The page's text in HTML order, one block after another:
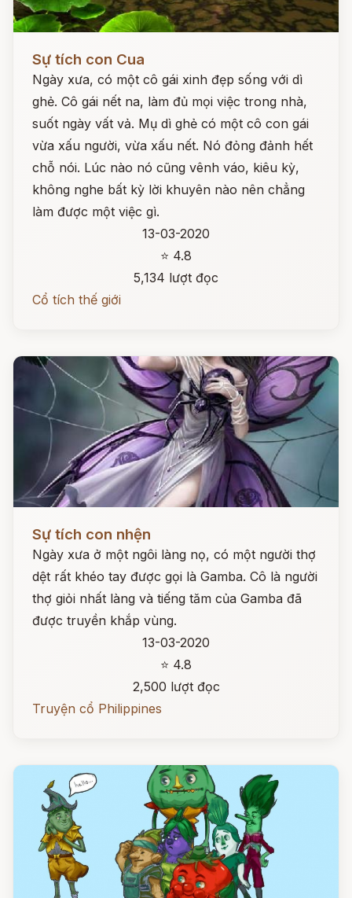
Sự tích con Cua
Ngày xưa, có một cô gái xinh đẹp sống với dì
ghẻ. Cô gái nết na, làm đủ mọi việc trong nhà,
suốt ngày vất vả. Mụ dì ghẻ có một cô con gái
vừa xấu người, vừa xấu nết. Nó đỏng đảnh hết
chỗ nói. Lúc nào nó cũng vênh váo, kiêu kỳ,
không nghe bất kỳ lời khuyên nào nên chẳng
làm được một việc gì.
13-03-2020
⭐ 4.8
5,134 lượt đọc
Cổ tích thế giới
Sự tích con nhện
Ngày xưa ở một ngôi làng nọ, có một người thợ
dệt rất khéo tay được gọi là Gamba. Cô là người
thợ giỏi nhất làng và tiếng tăm của Gamba đã
được truyền khắp vùng.
13-03-2020
⭐ 4.8
2,500 lượt đọc
Truyện cổ Philippines